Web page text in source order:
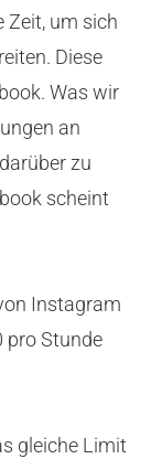
Zeit, um sich
Diese
Was wir
an
zu
scheint
Instagram
pro Stunde
gleiche Limit